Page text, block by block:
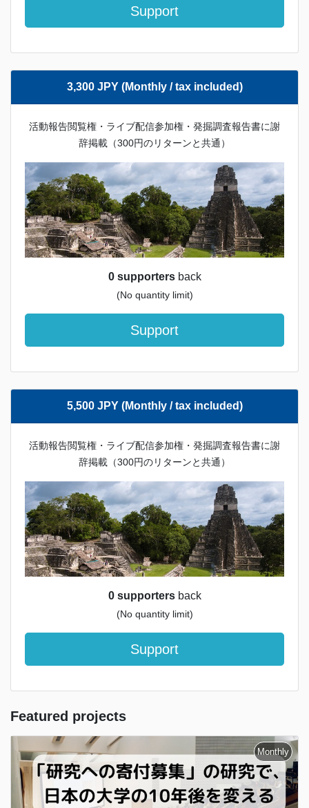
Support
3,300 JPY (Monthly / tax included)
活動報告閲覧権・ライブ配信参加権・発掘調査報告書に謝
辞掲載（300円のリターンと共通）
0 supportersback
(No quantity limit)
Support
5,500 JPY (Monthly / tax included)
活動報告閲覧権・ライブ配信参加権・発掘調査報告書に謝
辞掲載（300円のリターンと共通）
0 supportersback
(No quantity limit)
Support
Featured projects